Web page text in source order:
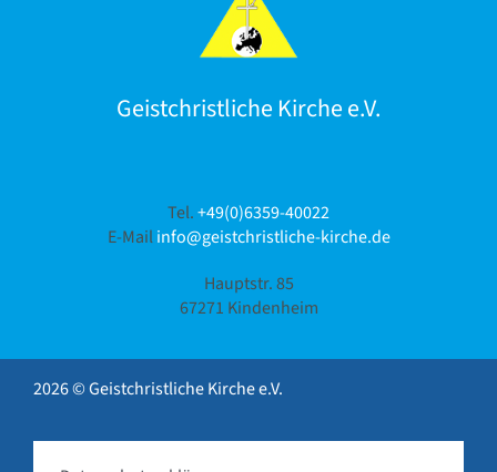
Geistchristliche Kirche e.V.
Tel.+49(0)6359-40022
E-Mailinfo@geistchristliche-kirche.de
Hauptstr. 85
67271 Kindenheim
2026 © Geistchristliche Kirche e.V.